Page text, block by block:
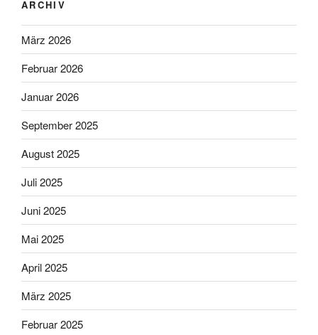
ARCHIV
März 2026
Februar 2026
Januar 2026
September 2025
August 2025
Juli 2025
Juni 2025
Mai 2025
April 2025
März 2025
Februar 2025